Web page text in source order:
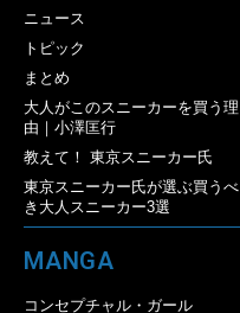
ニュース
トピック
まとめ
大人がこのスニーカーを買う理
由｜小澤匡行
教えて！ 東京スニーカー氏
東京スニーカー氏が選ぶ買うべ
き大人スニーカー3選
MANGA
コンセプチャル・ガール